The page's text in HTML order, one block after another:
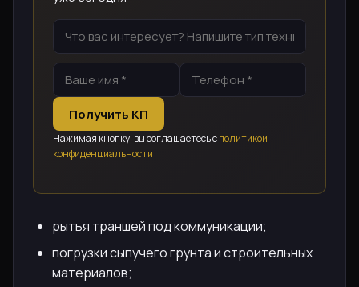
Получить КП
Нажимая кнопку, вы соглашаетесь сполитикой
конфиденциальности
рытья траншей под коммуникации;
погрузки сыпучего грунта и строительных
материалов;